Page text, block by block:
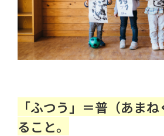
「ふつう」＝普（あま
ること。